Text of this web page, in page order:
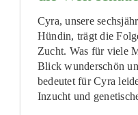
Cyra, unsere
Hündin, trägt die
Zucht. Was für viele
Blick wunderschön
bedeutet für Cyra
Inzucht und